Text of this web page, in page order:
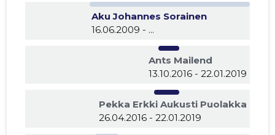
Aku Johannes Sorainen
16.06.2009 - ...
Ants Mailend
13.10.2016 - 22.01.2019
Pekka Erkki Aukusti Puolakka
26.04.2016 - 22.01.2019